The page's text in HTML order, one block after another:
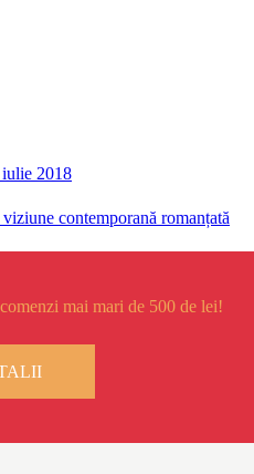
2018
contemporană romanțată
mai mari de 500 de lei!